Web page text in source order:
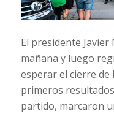
El presidente
mañana y luego
esperar el cierre de
primeros
partido, marcaron